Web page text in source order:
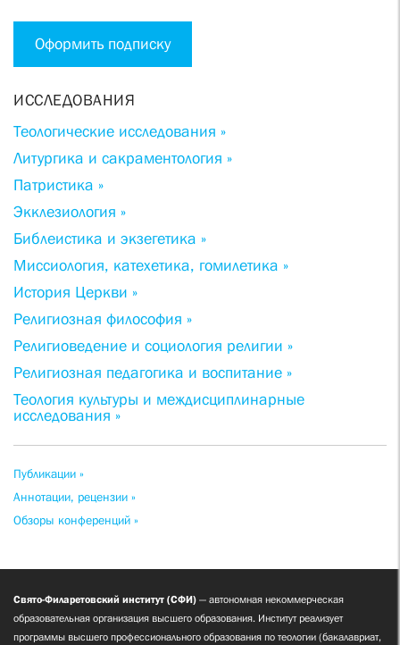
Оформить подписку
ИССЛЕДОВАНИЯ
Теологические исследования »
Литургика и сакраментология »
Патристика »
Экклезиология »
Библеистика и экзегетика »
Миссиология, катехетика, гомилетика »
История Церкви »
Религиозная философия »
Религиоведение и социология религии »
Религиозная педагогика и воспитание »
Теология культуры и междисциплинарные
исследования »
Публикации »
Аннотации, рецензии »
Обзоры конференций »
Свято-Филаретовский институт (СФИ) — автономная некоммерческая
образовательная организация высшего образования. Институт реализует
программы высшего профессионального образования по теологии (бакалавриат,